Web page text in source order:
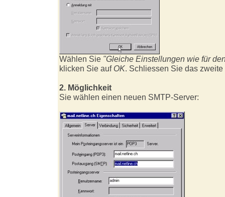
Wählen Sie "Gleiche Einstellungen wie für
klicken Sie auf OK. Schliessen Sie das
2. Möglichkeit
Sie wählen einen neuen SMTP-Server: